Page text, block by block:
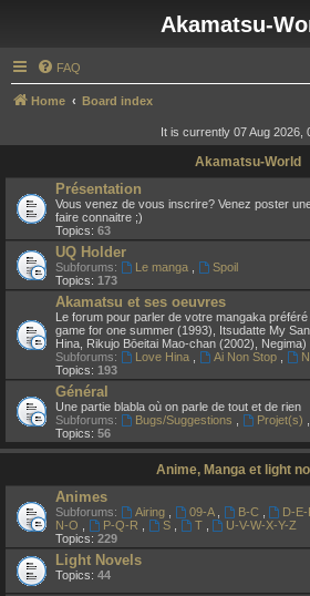
Akamatsu-
FAQ
Home Board index
It is currently 07 Aug 2026,
Akamatsu-World
Présentation
Vous venez de vous inscrire? Venez poster
faire connaitre ;)
Topics: 63
UQ Holder
Subforums: Le manga
Spoil
Topics: 173
Akamatsu et ses oeuvres
Le forum pour parler de votre mangaka
game for one summer (1993), Itsudatte My
Hina, Rikujo Bōeitai Mao-chan (2002), Negima)
Subforums:
Love Hina Ai Non Stop
Topics: 193
Général
Une partie blabla où on parle de tout et de rien
Subforums:
Bugs/Suggestions Projet(s)
Topics: 56
Anime, Manga et light
Animes
Subforums: Airing 09-A B-C D-E-
N-O
P-Q-R S T
U-V-W-X-Y-Z
Topics: 229
Light Novels
Topics: 44